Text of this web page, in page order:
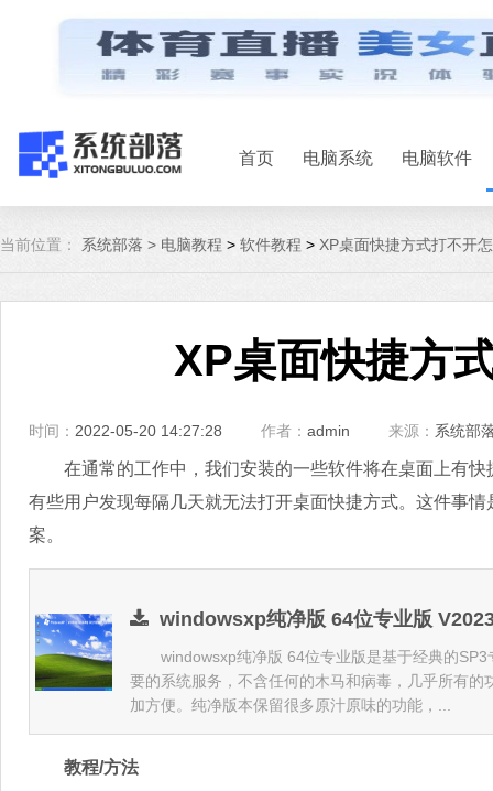
首页 电脑系统 电脑软件
当前位置： 系统部落 > 电脑教程 > 软件教程 > XP桌面快捷方式打不开
XP桌面快捷方
时间： 2022-05-20 14:27:28 作者： admin 来源： 系统部
在通常的工作中，我们安装的一些软件将在桌面上有快
有些用户发现每隔几天就无法打开桌面快捷方式。这件事
案。
windowsxp纯净版 64位专业版
windowsxp纯净版 64位专业版是基于经典的SP3
要的系统服务，不含任何的木马和病毒，几乎所有的
加方便。纯净版本保留很多原汁原味的功能，...
教程/方法